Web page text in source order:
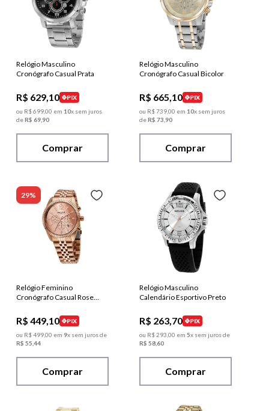
Relógio Masculino
Cronógrafo Casual Prata
R$ 629,10
PIX
ou R$69900 em 10x sem juros
deR$ 69 90
Comprar
Relógio Masculino
Cronógrafo Casual Bicolor
R$ 665,10
PIX
ou R$73900 em 10x sem juros
deR$ 73 90
Comprar
29%
Relógio Feminino
Cronógrafo Casual Rose
R$ 449,10
PIX
ou R$49900 em 9x sem juros de
R$ 55 44
Comprar
Relógio Masculino
Calendário Esportivo Preto
R$ 263,70
PIX
ou R$293 00 em 5x sem juros de
R$ 5860
Comprar